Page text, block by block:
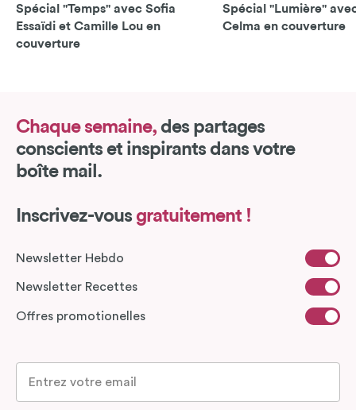
Spécial "Temps" avec Sofia
Essaïdi et Camille Lou en
couverture
Spécial "Lumière"
Celma en couverture
Chaque semaine, des partages
conscients et inspirants dans votre
boîte mail.
Inscrivez-vous gratuitement !
Newsletter Hebdo
Newsletter Recettes
Offres promotionelles